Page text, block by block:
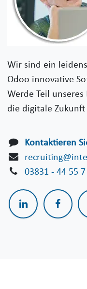
Wir sind ein
Odoo innovative
Werde Teil
die digitale
Kontaktieren
03831 - 44 55